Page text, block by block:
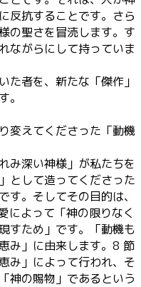
反抗することです。さら
の聖さを冒涜します。す
ながらにして持っていま
た者を、新たな「傑作」
。
変えてくださった「動機
み深い神様」が私たちを
として造ってくださった
す。そしてその目的は、
によって「神の限りなく
すため」です。「動機も
み」に由来します。8 節
み」によって行われ、そ
神の賜物」であるという